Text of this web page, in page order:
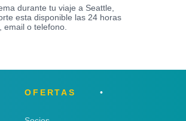
durante tu viaje a Seattle,
esta disponible las 24 horas
email o telefono.
OFERTAS